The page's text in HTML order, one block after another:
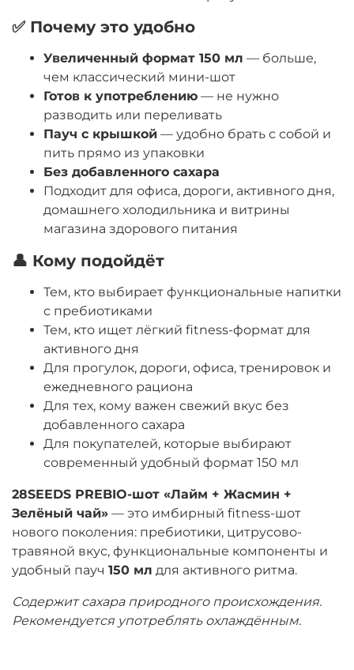
✅ Почему это удобно
Увеличенный формат 150 мл — больше,
чем классический мини-шот
Готов к употреблению — не нужно
разводить или переливать
Пауч с крышкой — удобно брать с собой и
пить прямо из упаковки
Без добавленного сахара
Подходит для офиса, дороги, активного дня,
домашнего холодильника и витрины
магазина здорового питания
👤 Кому подойдёт
Тем, кто выбирает функциональные напитки
с пребиотиками
Тем, кто ищет лёгкий fitness-формат для
активного дня
Для прогулок, дороги, офиса, тренировок и
ежедневного рациона
Для тех, кому важен свежий вкус без
добавленного сахара
Для покупателей, которые выбирают
современный удобный формат 150 мл
28SEEDS PREBIO-шот «Лайм + Жасмин +
Зелёный чай» — это имбирный fitness-шот
нового поколения: пребиотики, цитрусово-
травяной вкус, функциональные компоненты и
удобный пауч 150 мл для активного ритма.
Содержит сахара природного происхождения.
Рекомендуется употреблять охлаждённым.